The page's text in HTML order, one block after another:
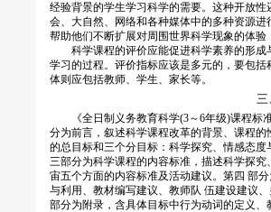
经验背景的学生学习科学的需要。这种开放
会、大自然、网络和各种媒体中的多种资源
帮助他们不断扩展对周围世界科学现象的体验
科学课程的评价应能促进科学素养的形成
学习的过程。评价指标应该是多元的，要包
体则应包括教师、学生、家长等。
三
《全日制义务教育科学(3～6年级)课程标
分为前言，叙述科学课程改革的背景、课程
的总目标和三个分目标：科学探究、情感态
三部分为科学课程的内容标准，描述科学探
宙五个方面的内容标准及活动建议。第四 部
与利用、教材编写建议、教师队 伍建设建议
部分为附录，含具体目标中行为动词的定义、